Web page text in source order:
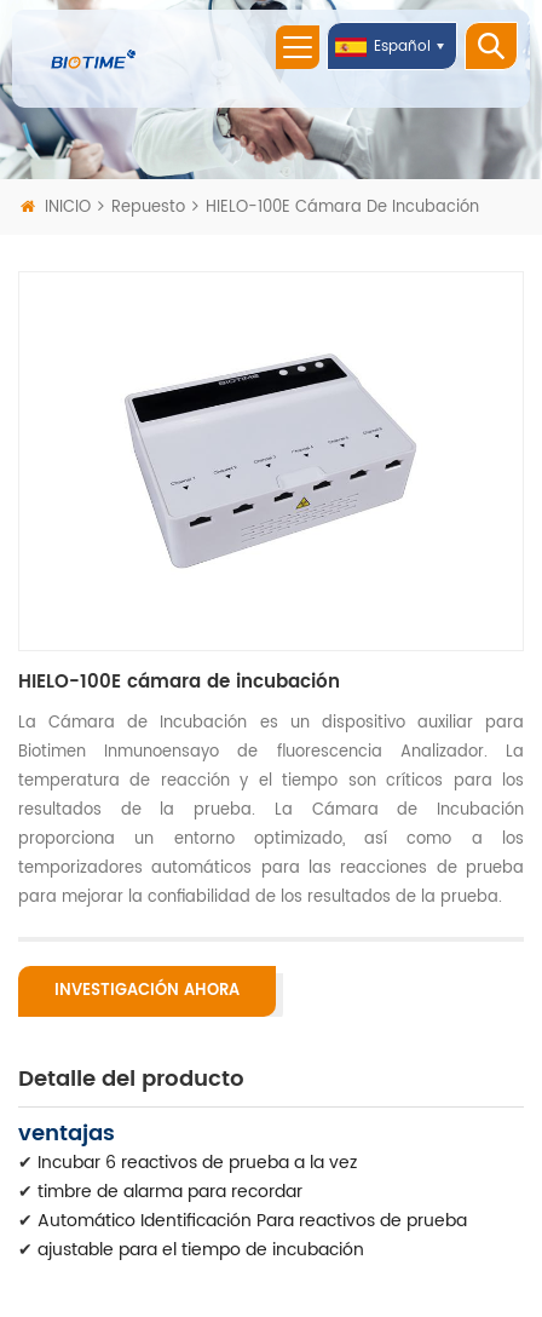
Español
INICIO Repuesto HIELO-100E Cámara De Incubación
HIELO-100E cámara de incubación
La Cámara de Incubación es un dispositivo auxiliar para
Biotimen Inmunoensayo de fluorescencia Analizador. La
temperatura de reacción y el tiempo son críticos para los
resultados de la prueba. La Cámara de Incubación
proporciona un entorno optimizado, así como a los
temporizadores automáticos para las reacciones de prueba
para mejorar la confiabilidad de los resultados de la prueba.
INVESTIGACIÓN AHORA
Detalle del producto
ventajas
✔ Incubar 6 reactivos de prueba a la vez
✔ timbre de alarma para recordar
✔ Automático Identificación Para reactivos de prueba
✔ ajustable para el tiempo de incubación